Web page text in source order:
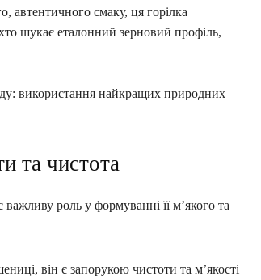
автентичного смаку, ця горілка
шукає еталонний зерновий профіль,
використання найкращих природних
та чистота
роль у формуванні її м’якого та
він є запорукою чистоти та м’якості